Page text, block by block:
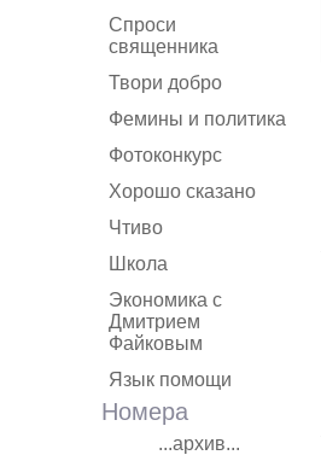
Спроси
священника
Твори добро
Фемины и политика
Фотоконкурс
Хорошо сказано
Чтиво
Школа
Экономика с
Дмитрием
Файковым
Язык помощи
Номера
...архив...